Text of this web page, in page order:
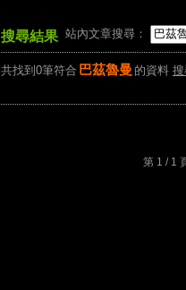
搜尋結果 站內文章搜尋：
共找到0筆符合 巴茲魯曼 的資料
第 1 /